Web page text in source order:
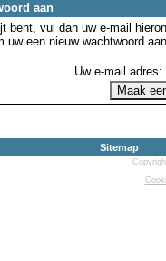
aan
bent, vul dan uw e-mail
uw een nieuw wachtwoord
Uw e-mail adres:
Sitemap